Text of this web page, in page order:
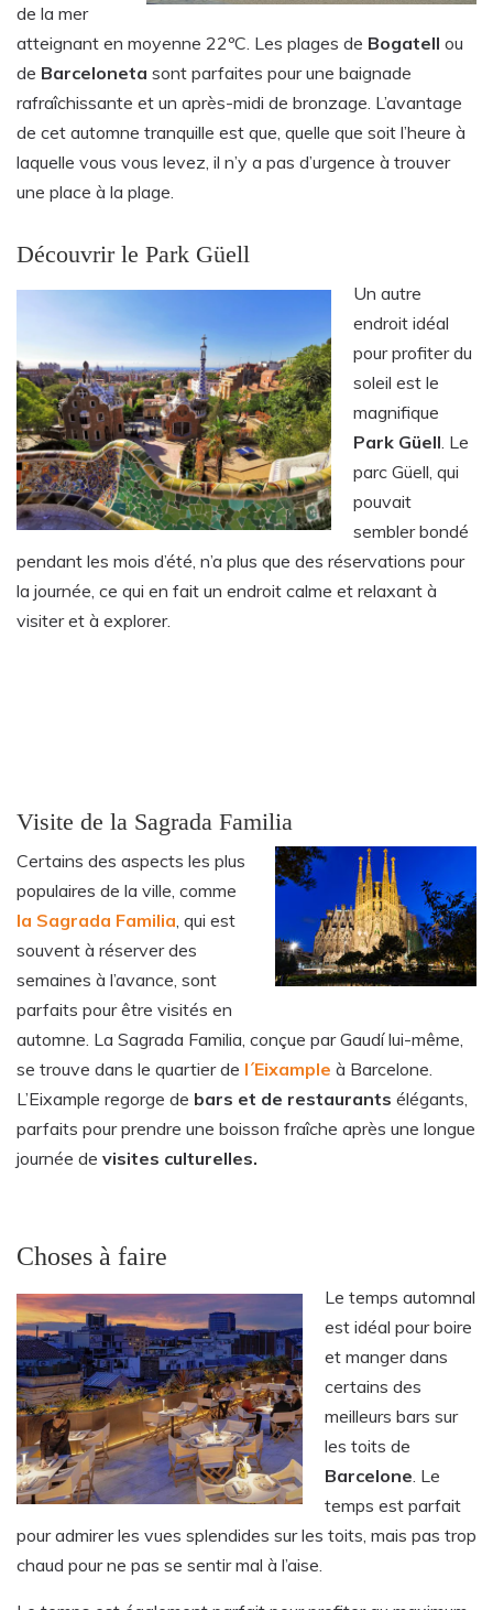
de la mer
atteignant en moyenne 22ºC. Les plages de Bogatell ou
de Barceloneta sont parfaites pour une baignade
rafraîchissante et un après-midi de bronzage. L’avantage
de cet automne tranquille est que, quelle que soit l’heure à
laquelle vous vous levez, il n’y a pas d’urgence à trouver
une place à la plage.
Découvrir le Park Güell
Un autre
endroit idéal
pour profiter du
soleil est le
magnifique
Park Güell . Le
parc Güell, qui
pouvait
sembler bondé
pendant les mois d’été, n’a plus que des réservations pour
la journée, ce qui en fait un endroit calme et relaxant à
visiter et à explorer.
Visite de la Sagrada Familia
Certains des aspects les plus
populaires de la ville, comme
la Sagrada Familia , qui est
souvent à réserver des
semaines à l’avance, sont
parfaits pour être visités en
automne. La Sagrada Familia, conçue par Gaudí lui-même,
se trouve dans le quartier de l´Eixample à Barcelone.
L’Eixample regorge de bars et de restaurants élégants,
parfaits pour prendre une boisson fraîche après une longue
journée de visites culturelles.
Choses à faire
Le temps automnal
est idéal pour boire
et manger dans
certains des
meilleurs bars sur
les toits de
Barcelone . Le
temps est parfait
pour admirer les vues splendides sur les toits, mais pas trop
chaud pour ne pas se sentir mal à l’aise.